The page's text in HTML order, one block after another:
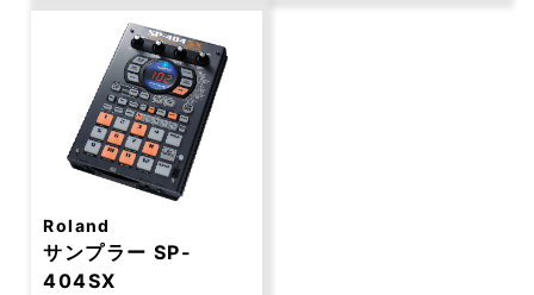
Roland
サンプラー SP-
404SX